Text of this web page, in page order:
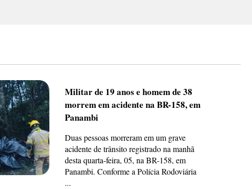
Militar de 19 anos e homem de 38
morrem em acidente na BR-158, em
Panambi
Duas pessoas morreram em um grave
acidente de trânsito registrado na manhã
desta quarta-feira, 05, na BR-158, em
Panambi. Conforme a Polícia Rodoviária
...